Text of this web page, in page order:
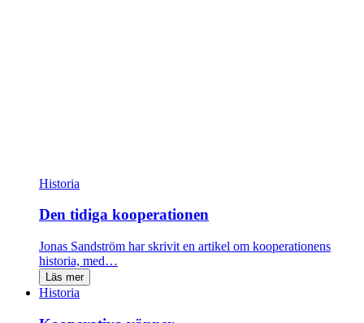
Historia
Den tidiga kooperationen
Jonas Sandström har skrivit en artikel om kooperationens
historia, med…
Läs mer
Historia